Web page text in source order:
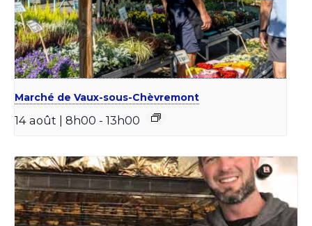
Marché de Vaux-sous-Chèvremont
14 août | 8h00 - 13h00